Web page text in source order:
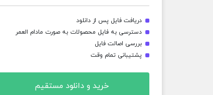
دریافت فایل پس از دانلود
دسترسی به فایل محصولات به صورت مادام العمر
بررسی اصالت فایل
پشتیبانی تمام وقت
خرید و دانلود مستقیم